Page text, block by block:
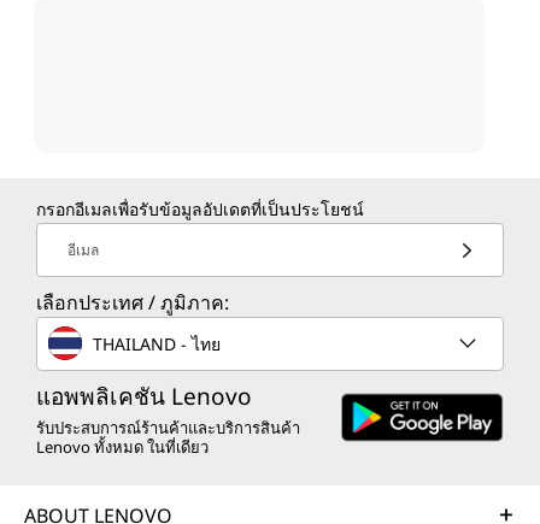
กรอกอีเมลเพื่อรับข้อมูลอัปเดตที่เป็นประโยชน์
อีเมล
เลือกประเทศ / ภูมิภาค:
THAILAND - ไทย
แอพพลิเคชัน Lenovo
รับประสบการณ์ร้านค้าและบริการสินค้า
Lenovo ทั้งหมด ในที่เดียว
ABOUT LENOVO